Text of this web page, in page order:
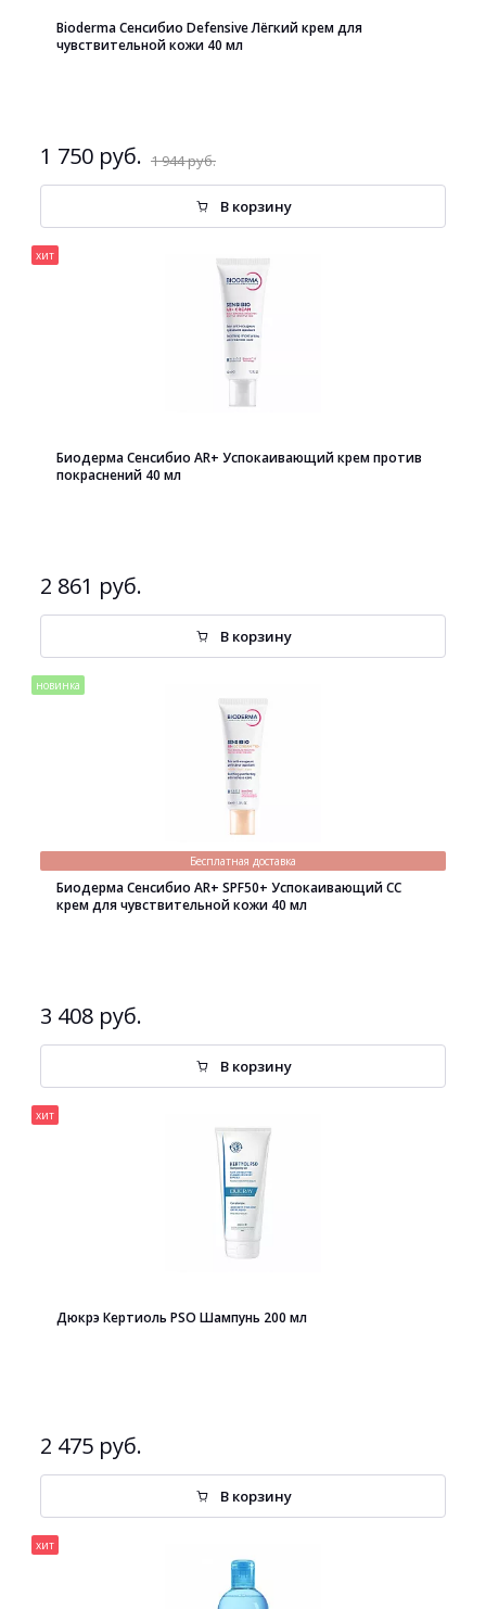
Bioderma Сенсибио Defensive Лёгкий крем для
чувствительной кожи 40 мл
1 750 руб. 1 944 руб.
В корзину
хит
Биодерма Сенсибио AR+ Успокаивающий крем против
покраснений 40 мл
2 861 руб.
В корзину
новинка
Бесплатная доставка
Биодерма Сенсибио AR+ SPF50+ Успокаивающий СС
крем для чувствительной кожи 40 мл
3 408 руб.
В корзину
хит
Дюкрэ Кертиоль PSO Шампунь 200 мл
2 475 руб.
В корзину
хит